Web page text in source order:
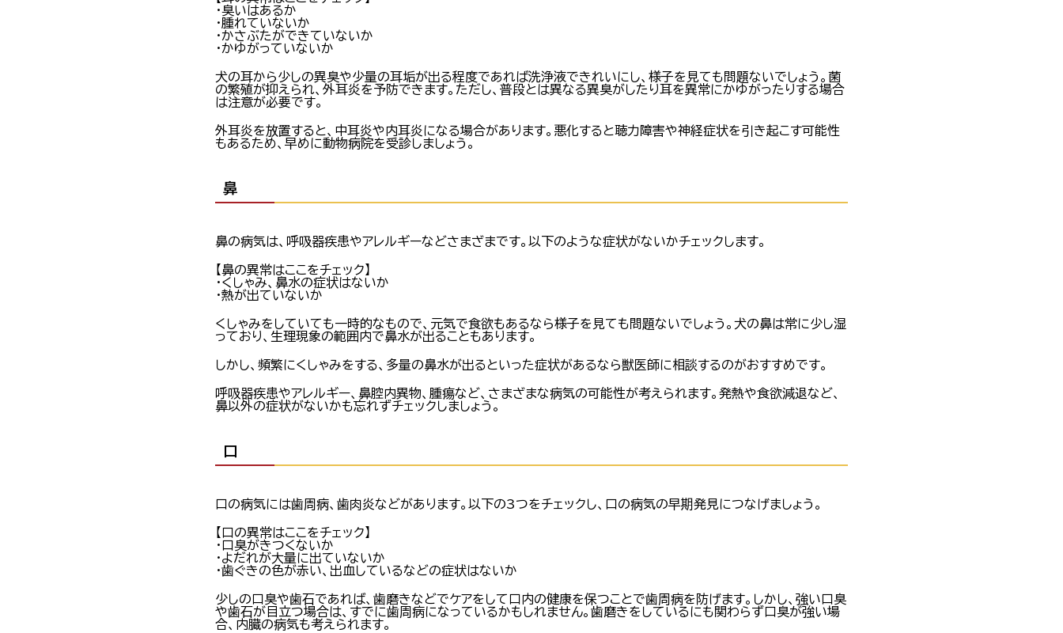
・臭いはあるか
・腫れていないか
・かさぶたができていないか
・かゆがっていないか
犬の耳から少しの異臭や少量の耳垢が出る程度であれば洗浄液できれいにし、様子を見ても問題ないでしょう。菌
の繁殖が抑えられ、外耳炎を予防できます。ただし、普段とは異なる異臭がしたり耳を異常にかゆがったりする場合
は注意が必要です。
外耳炎を放置すると、中耳炎や内耳炎になる場合があります。悪化すると聴力障害や神経症状を引き起こす可能性
もあるため、早めに動物病院を受診しましょう。
鼻
鼻の病気は、呼吸器疾患やアレルギーなどさまざまです。以下のような症状がないかチェックします。
【鼻の異常はここをチェック】
・くしゃみ、鼻水の症状はないか
・熱が出ていないか
くしゃみをしていても一時的なもので、元気で食欲もあるなら様子を見ても問題ないでしょう。犬の鼻は常に少し湿
っており、生理現象の範囲内で鼻水が出ることもあります。
しかし、頻繁にくしゃみをする、多量の鼻水が出るといった症状があるなら獣医師に相談するのがおすすめです。
呼吸器疾患やアレルギー、鼻腔内異物、腫瘍など、さまざまな病気の可能性が考えられます。発熱や食欲減退など、
鼻以外の症状がないかも忘れずチェックしましょう。
口
口の病気には歯周病、歯肉炎などがあります。以下の3つをチェックし、口の病気の早期発見につなげましょう。
【口の異常はここをチェック】
・口臭がきつくないか
・よだれが大量に出ていないか
・歯ぐきの色が赤い、出血しているなどの症状はないか
少しの口臭や歯石であれば、歯磨きなどでケアをして口内の健康を保つことで歯周病を防げます。しかし、強い口臭
や歯石が目立つ場合は、すでに歯周病になっているかもしれません。歯磨きをしているにも関わらず口臭が強い場
合、内臓の病気も考えられます。